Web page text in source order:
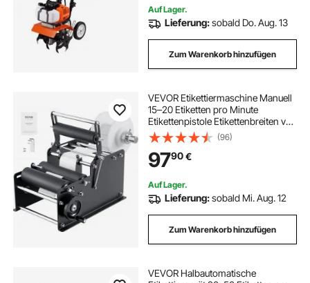
Auf Lager.
Lieferung:sobald Do. Aug. 13
Zum Warenkorb hinzufügen
VEVOR Etikettiermaschine Manuell
15–20 Etiketten pro Minute
Etikettenpistole Etikettenbreiten von
10–130 mm, Etikettenlängen von
10–300 mm Preisschilder
Etikettiermaschine
Flaschenetikettierer
(96)
9790€
Auf Lager.
Lieferung:sobald Mi. Aug. 12
Zum Warenkorb hinzufügen
VEVOR Halbautomatische